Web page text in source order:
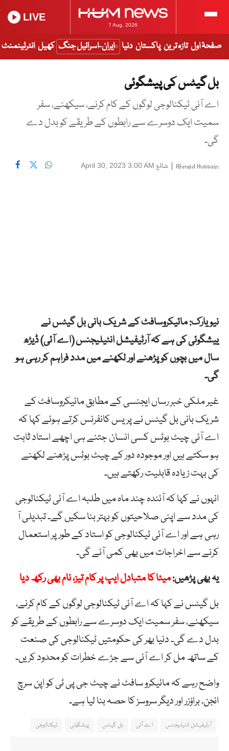
7 Aug, 2026
LIVE
صفحۂ اول تازہ ترین پاکستان دنیا ایران-اسرائیل جنگ کھیل انٹرٹینمنٹ
بل گیٹس کی پیشگوئی
اے آئی ٹیکنالوجی لوگوں کے کام کرنے، سیکھنے، سفر
سمیت ایک دوسرے سے رابطوں کے طریقے کو بدل دے
گی۔
Ahmed Hussain
| شائع April 30, 2023 3:00 AM
نیویارک: مائیکروسافٹ کے شریک بانی بل گیٹس نے
ییشگوئی کی ہے کہ آرٹیفیشل انٹیلیجنس (اے آئی) ڈیڑھ
سال میں بچوں کو پڑھنے اور لکھنے میں مدد فراہم کر رہی ہو
گی۔
غیر ملکی خبر رساں ایجنسی کے مطابق مائیکروسافٹ کے
شریک بانی بل گیٹس نے پریس کانفرنس کرتے ہوئے کہا کہ
اے آئی چیٹ بوٹس کسی انسان جتنے ہی اچھے استاد ثابت
ہو سکتے ہیں اور موجودہ دور کے چیٹ بوٹس پڑھنے لکھنے
کی بہت زیادہ قابلیت رکھتے ہیں۔
انہوں نے کہا کہ آئندہ چند ماہ میں طلبہ اے آئی ٹیکنالوجی
کی مدد سے اپنی صلاحیتوں کو بہتر بنا سکیں گے۔ تبدیلی آ
رہی ہے اور اے آئی ٹیکنالوجی کو استاد کے طور پر استعمال
کرنے سے اخراجات میں بھی کمی آئے گی۔
یہ بھی پڑھیں:میٹا کا متبادل ایپ پر کام تیز، نام بھی رکھ دیا
بل گیٹس نے کہا کہ اے آئی ٹیکنالوجی لوگوں کے کام کرنے،
سیکھنے، سفر سمیت ایک دوسرے سے رابطوں کے طریقے کو
بدل دے گی۔ دنیا بھر کی حکومتیں ٹیکنالوجی کی صنعت
کے ساتھ مل کر اے آئی سے جڑے خطرات کو محدود کریں۔
واضح رہے کہ مائیکرو سافٹ نے چیٹ جی پی ٹی کو اپن سرچ
انجن، براؤزر اور دیگر سروسز کا حصہ بنا لیا ہے۔
آرٹیفیشل انٹیلیجنس اے آئی بل گیٹس پیشگوئی ٹیکنالوجی